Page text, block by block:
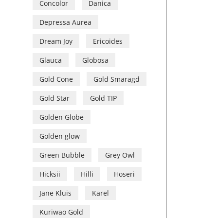
Concolor Danica
Depressa Aurea
Dream Joy Ericoides
Glauca Globosa
Gold Cone Gold Smaragd
Gold Star Gold TIP
Golden Globe
Golden glow
Green Bubble Grey Owl
Hicksii Hilli Hoseri
Jane Kluis Karel
Kuriwao Gold